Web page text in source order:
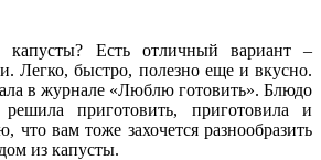
капусты? Есть отличный вариант –
Легко, быстро, полезно еще и вкусно.
в журнале «Люблю готовить». Блюдо
решила приготовить, приготовила и
что вам тоже захочется разнообразить
из капусты.